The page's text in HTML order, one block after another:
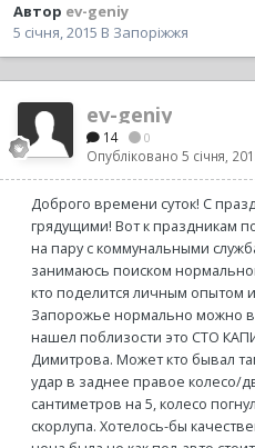
Автор ev-geniy
5 січня, 2015 В Запоріжжя
ev-geniy
14 0
Опубліковано 5 січня,
Доброго времени суток! С
грядущими! Вот к праздникам
на пару с коммунальными
занимаюсь поиском
кто поделится личным опытом
Запорожье нормально можно
нашел поблизости это СТО
Димитрова. Может кто бывал
удар в заднее правое колесо/
сантиметров на 5, колесо
скорлупа. Хотелось-бы